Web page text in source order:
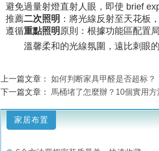
避免過量射燈直射人眼，即使 brief
推薦二次照明 ：將光線反射至天花板
遵循重點照明 原則：根據功能區配置
溫馨柔和的光線氛圍，遠比刺眼
上一篇文章： 如何判断家具甲醛是否超标？
下一篇文章： 馬桶堵了怎麼辦？10個實用方
家居布置